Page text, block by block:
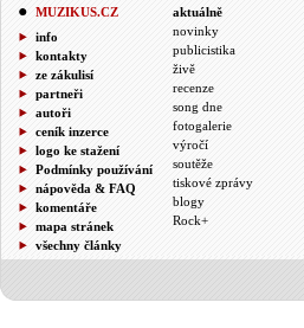
MUZIKUS.CZ
info
kontakty
ze zákulisí
partneři
autoři
ceník inzerce
logo ke stažení
Podmínky používání
nápověda & FAQ
komentáře
mapa stránek
všechny články
aktuálně
novinky
publicistika
živě
recenze
song dne
fotogalerie
výročí
soutěže
tiskové zprávy
blogy
Rock+